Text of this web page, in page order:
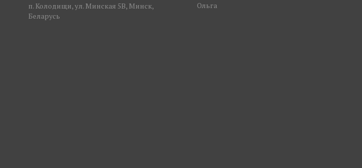
п. Колодищи, ул. Минская 5В, Минск,
Беларусь
Ольга